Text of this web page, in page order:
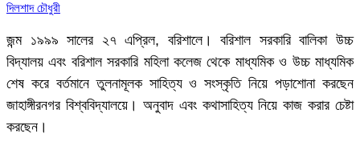
দিলশাদ চৌধুরী
জন্ম ১৯৯৯ সালের ২৭ এপ্রিল, বরিশালে। বরিশাল সরকারি বালিকা উচ্চ
বিদ্যালয় এবং বরিশাল সরকারি মহিলা কলেজ থেকে মাধ্যমিক ও উচ্চ মাধ্যমিক
শেষ করে বর্তমানে তুলনামূলক সাহিত্য ও সংস্কৃতি নিয়ে পড়াশোনা করছেন
জাহাঙ্গীরনগর বিশ্ববিদ্যালয়ে। অনুবাদ এবং কথাসাহিত্য নিয়ে কাজ করার চেষ্টা
করছেন।